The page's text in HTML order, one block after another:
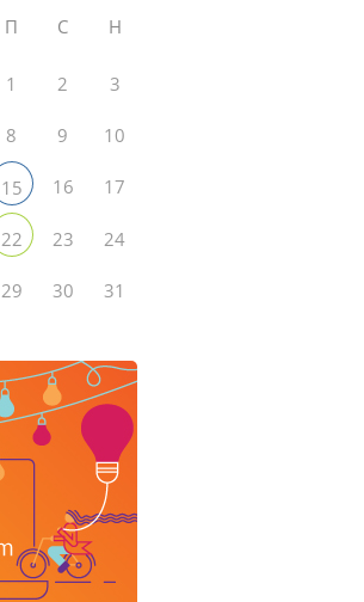
П С Н
1 2 3
8 9 10
15 16 17
22 23 24
29 30 31